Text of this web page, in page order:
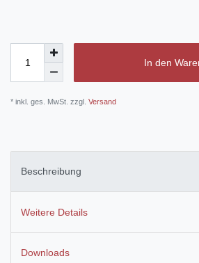
In den
* inkl. ges. MwSt. zzgl. Versand
Beschreibung
Weitere Details
Downloads